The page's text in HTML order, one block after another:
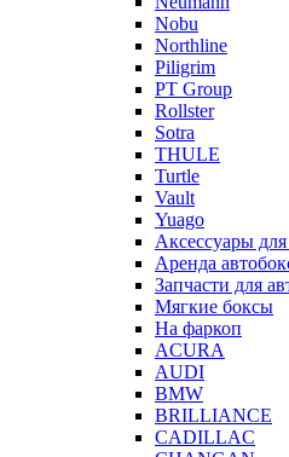
Nobu
Northline
Piligrim
PT Group
Rollster
Sotra
THULE
Turtle
Vault
Yuago
Аксессуары
Аренда
Запчасти для
Мягкие боксы
На фаркоп
ACURA
AUDI
BMW
BRILLIANCE
CADILLAC